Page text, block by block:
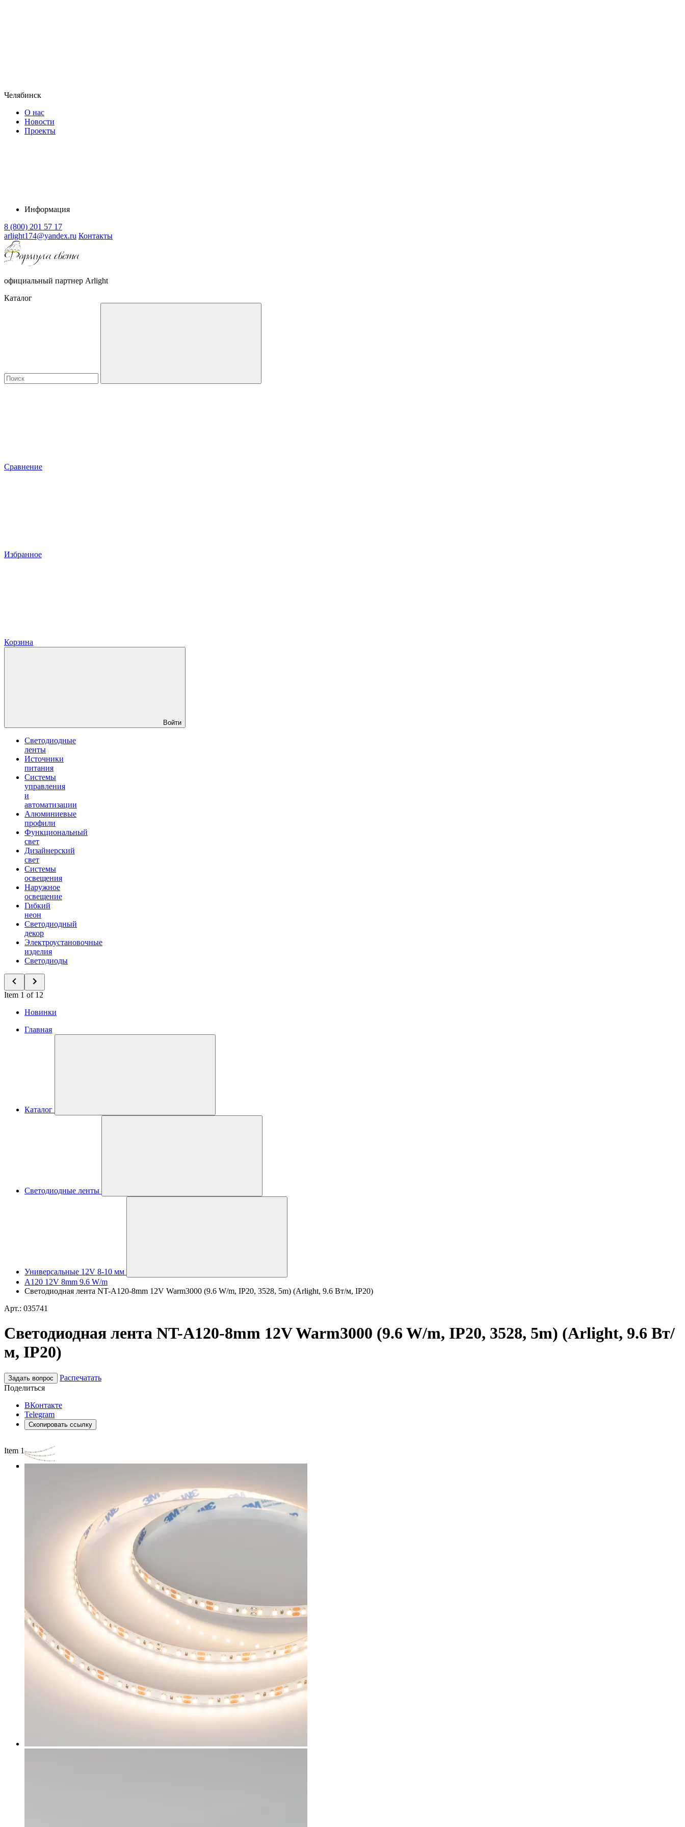
Челябинск
О нас
Новости
Проекты
Информация
8 (800) 201 57 17
arlight174@yandex.ru Контакты
официальный партнер Arlight
Каталог
Сравнение
Избранное
Корзина
Войти
Светодиодные
ленты
Источники
питания
Системы
управления
и
автоматизации
Алюминиевые
профили
Функциональный
свет
Дизайнерский
свет
Системы
освещения
Наружное
освещение
Гибкий
неон
Светодиодный
декор
Электроустановочные
изделия
Светодиоды
Item 1 of 12
Новинки
Главная
Каталог
Светодиодные ленты
Универсальные 12V 8-10 мм
A120 12V 8mm 9.6 W/m
Светодиодная лента NT-A120-8mm 12V Warm3000 (9.6 W/m, IP20, 3528, 5m) (Arlight, 9.6 Вт/м, IP20)
Арт.: 035741
Светодиодная лента NT-A120-8mm 12V Warm3000 (9.6 W/m, IP20, 3528, 5m) (Arlight, 9.6 Вт/
м, IP20)
Задать вопрос
Распечатать
Поделиться
ВКонтакте
Telegram
Скопировать ссылку
Item 1 of 3